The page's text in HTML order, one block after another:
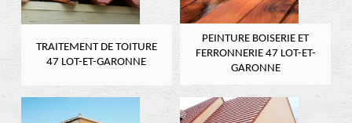
TRAITEMENT DE TOITURE
47 LOT-ET-GARONNE
PEINTURE BOISERIE ET
FERRONNERIE 47 LOT-ET-
GARONNE